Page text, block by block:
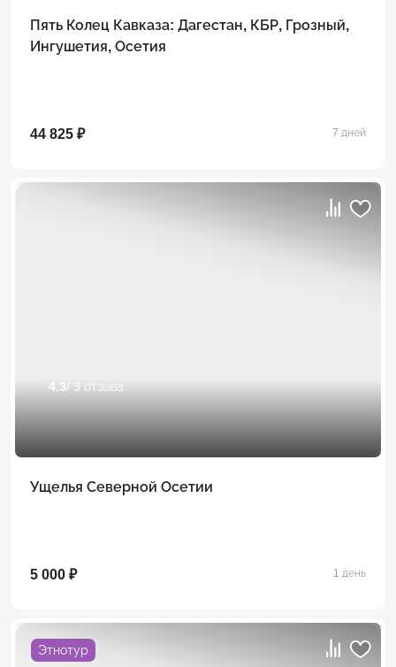
Пять Колец Кавказа: Дагестан, КБР, Грозный,
Ингушетия, Осетия
44 825 ₽ 7 дней
4.3/ 3 отзыва
Ущелья Северной Осетии
5 000 ₽ 1 день
Этнотур